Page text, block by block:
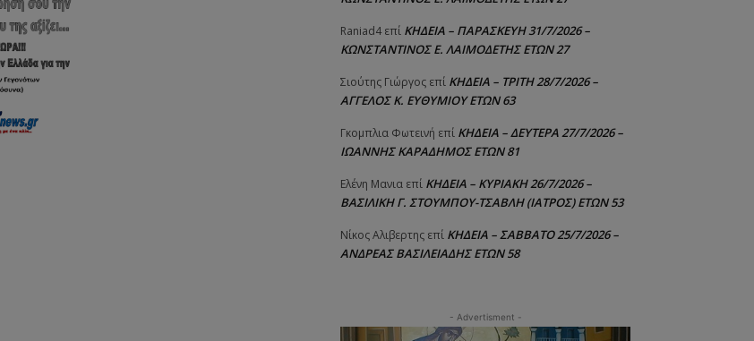
Raniad4 επί ΚΗΔΕΙΑ – ΠΑΡΑΣΚΕΥΗ 31/7/2026 –
ΚΩΝΣΤΑΝΤΙΝΟΣ Ε. ΛΑΙΜΟΔΕΤΗΣ ΕΤΩΝ 27
Σιούτης Γιώργος επί ΚΗΔΕΙΑ – ΤΡΙΤΗ 28/7/2026 –
ΑΓΓΕΛΟΣ Κ. ΕΥΘΥΜΙΟΥ ΕΤΩΝ 63
Γκομπλια Φωτεινή επί ΚΗΔΕΙΑ – ΔΕΥΤΕΡΑ 27/7/2026 –
ΙΩΑΝΝΗΣ ΚΑΡΑΔΗΜΟΣ ΕΤΩΝ 81
Ελένη Μανια επί ΚΗΔΕΙΑ – ΚΥΡΙΑΚΗ 26/7/2026 –
ΒΑΣΙΛΙΚΗ Γ. ΣΤΟΥΜΠΟΥ-ΤΣΑΒΛΗ (ΙΑΤΡΟΣ) ΕΤΩΝ 53
Νίκος Αλιβερτης επί ΚΗΔΕΙΑ – ΣΑΒΒΑΤΟ 25/7/2026 –
ΑΝΔΡΕΑΣ ΒΑΣΙΛΕΙΑΔΗΣ ΕΤΩΝ 58
- Advertisment -